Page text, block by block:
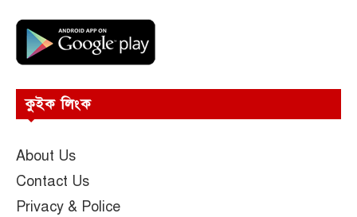
কুইক লিংক
About Us
Contact Us
Privacy & Police